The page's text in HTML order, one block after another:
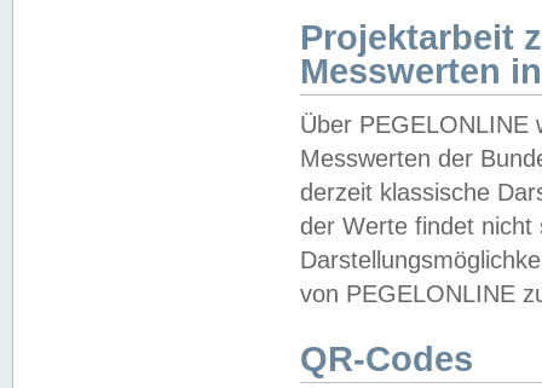
Projektarbeit
Messwerten
Über PEGELONLINE
Messwerten der
derzeit klassische
der Werte findet
von PEGELONLINE
QR-Codes